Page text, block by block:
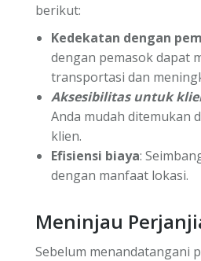
berikut:
Kedekatan dengan
dengan pemasok dapat
transportasi dan
Aksesibilitas untuk
Anda mudah ditemukan
klien.
Efisiensi biaya:
dengan manfaat lokasi.
Meninjau
Sebelum menandatangani